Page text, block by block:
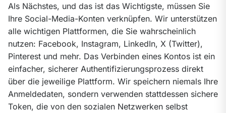
Als Nächstes, und das ist das Wichtigste, müssen Sie
Ihre Social-Media-Konten verknüpfen. Wir unterstützen
alle wichtigen Plattformen, die Sie wahrscheinlich
nutzen: Facebook, Instagram, LinkedIn, X (Twitter),
Pinterest und mehr. Das Verbinden eines Kontos ist ein
einfacher, sicherer Authentifizierungsprozess direkt
über die jeweilige Plattform. Wir speichern niemals Ihre
Anmeldedaten, sondern verwenden stattdessen sichere
Token, die von den sozialen Netzwerken selbst